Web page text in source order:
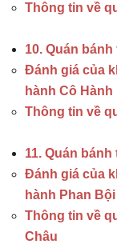
Thông tin về
10. Quán
Đánh giá của
hành Cô Hành
Thông tin về
11. Quán
Đánh giá của
hành Phan
Thông tin về
Châu